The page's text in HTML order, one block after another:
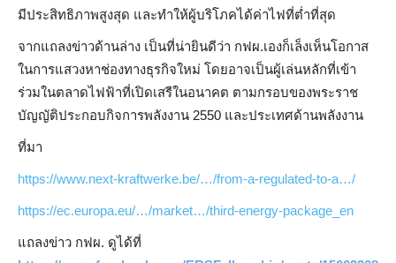
มีประสิทธิภาพสูงสุด และทำให้ผู้บริโภคได้ค่าไฟที่ต่ำที่สุด
จากแถลงข่าวด้านล่าง เป็นที่น่ายินดีว่า กฟผ.เองก็เล็งเห็นโอกาส
ในการแสวงหาช่องทางธุรกิจใหม่ โดยอาจเป็นผู้เล่นหลักที่เข้า
ร่วมในตลาดไฟฟ้าที่เปิดเสรีในอนาคต ตามกรอบของพระราช
บัญญัติประกอบกิจการพลังงาน 2550 และประเทศด้านพลังงาน
ที่มา
https://www.next-kraftwerke.be/…/from-a-regulated-to-a…/
https://ec.europa.eu/…/market…/third-energy-package_en
แถลงข่าว กฟผ. ดูได้ที่